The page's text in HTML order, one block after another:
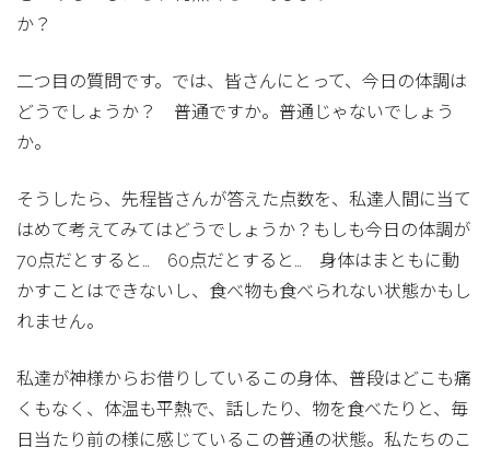
か？
二つ目の質問です。では、皆さんにとって、今日の体調は
どうでしょうか？ 普通ですか。普通じゃないでしょう
か。
そうしたら、先程皆さんが答えた点数を、私達人間に当て
はめて考えてみてはどうでしょうか？もしも今日の体調が
70点だとすると… 60点だとすると… 身体はまともに動
かすことはできないし、食べ物も食べられない状態かもし
れません。
私達が神様からお借りしているこの身体、普段はどこも痛
くもなく、体温も平熱で、話したり、物を食べたりと、毎
日当たり前の様に感じているこの普通の状態。私たちのこ